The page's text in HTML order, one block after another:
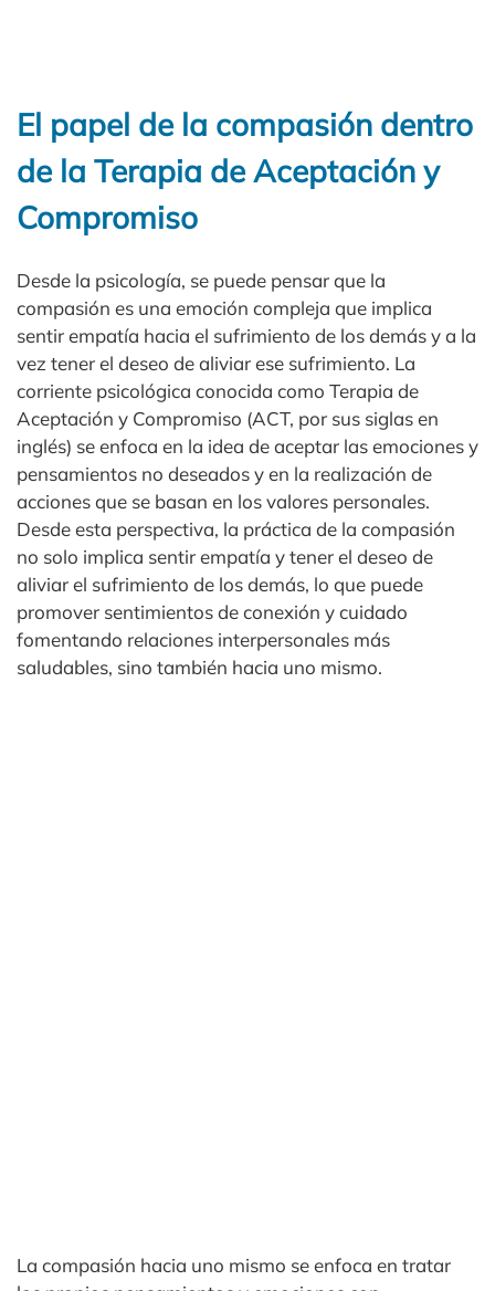
El papel de la compasión dentro
de la Terapia de Aceptación y
Compromiso
Desde la psicología, se puede pensar que la
compasión es una emoción compleja que implica
sentir empatía hacia el sufrimiento de los demás y a la
vez tener el deseo de aliviar ese sufrimiento. La
corriente psicológica conocida como Terapia de
Aceptación y Compromiso (ACT, por sus siglas en
inglés) se enfoca en la idea de aceptar las emociones y
pensamientos no deseados y en la realización de
acciones que se basan en los valores personales.
Desde esta perspectiva, la práctica de la compasión
no solo implica sentir empatía y tener el deseo de
aliviar el sufrimiento de los demás, lo que puede
promover sentimientos de conexión y cuidado
fomentando relaciones interpersonales más
saludables, sino también hacia uno mismo.
La compasión hacia uno mismo se enfoca en tratar